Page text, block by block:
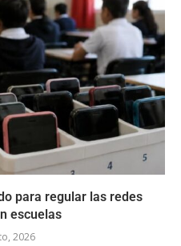
para regular las redes
escuelas
2026